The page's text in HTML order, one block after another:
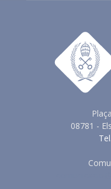
08781 -